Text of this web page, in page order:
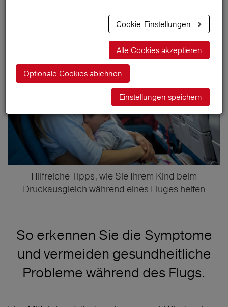
13.03.2025
Hilfreiche Tipps, wie Sie Ihrem Kind beim
Druckausgleich während eines Fluges helfen
So erkennen Sie die Symptome
und vermeiden gesundheitliche
Probleme während des Flugs.
Cookie-Einstellungen
Alle Cookies akzeptieren
Optionale Cookies ablehnen
Einstellungen speichern